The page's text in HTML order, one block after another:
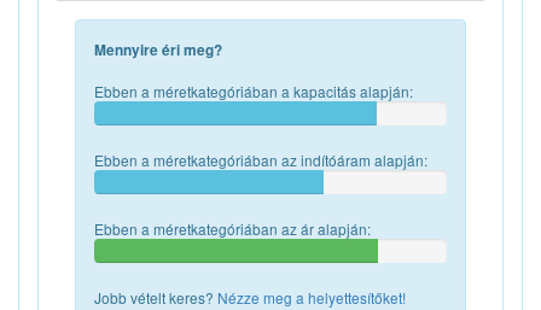
Mennyire éri meg?
Ebben a méretkategóriában a kapacitás alapján:
Ebben a méretkategóriában az indítóáram alapján:
Ebben a méretkategóriában az ár alapján:
Jobb vételt keres? Nézze meg a helyettesítőket!